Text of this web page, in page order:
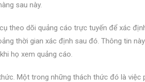
sau này.
theo dõi quảng cáo trực tuyến để xác
thời gian xác định sau đó. Thông tin này
họ xem quảng cáo.
Một trong những thách thức đó là việc